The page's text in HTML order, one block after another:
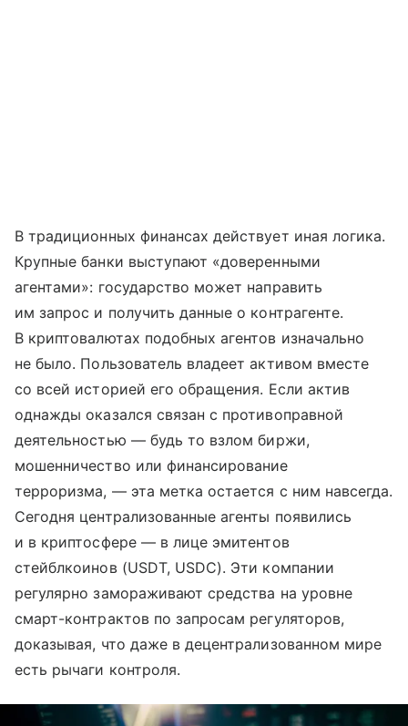
В традиционных финансах действует иная логика.
Крупные банки выступают «доверенными
агентами»: государство может направить
им запрос и получить данные о контрагенте.
В криптовалютах подобных агентов изначально
не было. Пользователь владеет активом вместе
со всей историей его обращения. Если актив
однажды оказался связан с противоправной
деятельностью — будь то взлом биржи,
мошенничество или финансирование
терроризма, — эта метка остается с ним навсегда.
Сегодня централизованные агенты появились
и в криптосфере — в лице эмитентов
стейблкоинов (USDT, USDC). Эти компании
регулярно замораживают средства на уровне
смарт-контрактов по запросам регуляторов,
доказывая, что даже в децентрализованном мире
есть рычаги контроля.